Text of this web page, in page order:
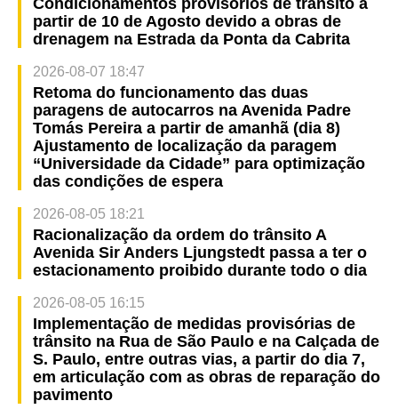
partir de 10 de Agosto devido a obras de
drenagem na Estrada da Ponta da Cabrita
2026-08-07 18:47
Retoma do funcionamento das duas
paragens de autocarros na Avenida Padre
Tomás Pereira a partir de amanhã (dia 8)
Ajustamento de localização da paragem
“Universidade da Cidade” para optimização
das condições de espera
2026-08-05 18:21
Racionalização da ordem do trânsito A
Avenida Sir Anders Ljungstedt passa a ter o
estacionamento proibido durante todo o dia
2026-08-05 16:15
Implementação de medidas provisórias de
trânsito na Rua de São Paulo e na Calçada de
S. Paulo, entre outras vias, a partir do dia 7,
em articulação com as obras de reparação do
pavimento